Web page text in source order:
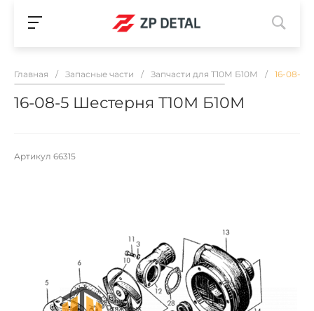
Главная / Запасные части / Запчасти для Т10М Б10М / 16-08-5
16-08-5 Шестерня Т10М Б10М
Артикул 66315